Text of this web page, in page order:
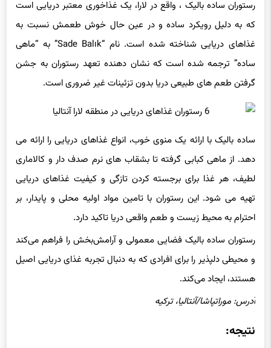
رستوران ساده بالیک ، واقع در لارا، یک غذاخوری معتبر دریایی است
که به دلیل رویکرد ساده و در عین حال خوش طعمش نسبت به
غذاهای دریایی شناخته شده است. نام “Sade Balık” به “ماهی
ساده” ترجمه شده است که نشان دهنده تعهد رستوران به جشن
گرفتن طعم های طبیعی دریا بدون تزئینات غیر ضروری است.
ساده بالیک با ارائه یک منوی خوب، انواع غذاهای دریایی را ارائه می
دهد. از ماهی کبابی گرفته تا بشقاب های نرم صدف دار و کالاماری
لطیف، هر غذا برای برجسته کردن تازگی و کیفیت غذاهای دریایی
تهیه می شود. این رستوران با تامین مواد اولیه محلی و پایدار، بر
احترام به محیط زیست و طعم واقعی دریا تاکید دارد.
رستوران ساده بالیک فضایی معمولی و آرامش‌بخش را فراهم می‌کند
و محیطی دلپذیر را برای افرادی که به دنبال تجربه غذای دریایی اصیل
هستند، ایجاد می‌کند.
آدرس: موراتپاشا/آنتالیا، ترکیه
نتیجه: